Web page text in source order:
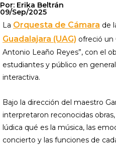
Por: Erika Beltrán
09/Sep/2025
La Orquesta de Cámara de
Guadalajara (UAG) ofreció un
Antonio Leaño Reyes”, con el
estudiantes y público en
interactiva.
Bajo la dirección del maestro
interpretaron reconocidas
lúdica qué es la música, las
concierto y las funciones de